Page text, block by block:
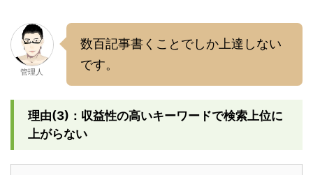
管理人
数百記事書くことでしか上達しない
です。
理由(3)：収益性の高いキーワードで検索上位に
上がらない